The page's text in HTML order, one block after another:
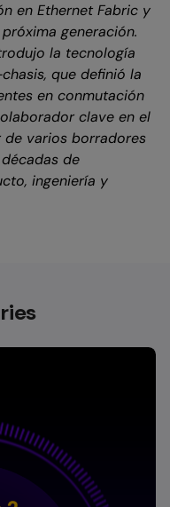
en Ethernet Fabric y
generación.
la tecnología
que definió la
en conmutación
clave en el
de varios borradores
de
ingeniería y